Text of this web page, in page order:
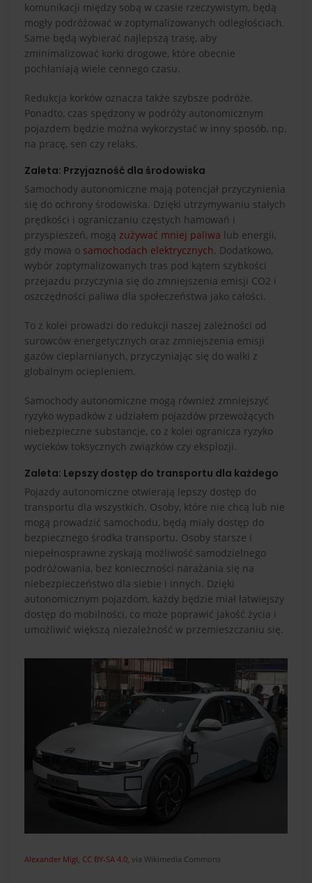
komunikacji między sobą w czasie rzeczywistym, będą
mogły podróżować w zoptymalizowanych odległościach.
Same będą wybierać najlepszą trasę, aby
zminimalizować korki drogowe, które obecnie
pochłaniają wiele cennego czasu.
Redukcja korków oznacza także szybsze podróże.
Ponadto, czas spędzony w podróży autonomicznym
pojazdem będzie można wykorzystać w inny sposób, np.
na pracę, sen czy relaks.
Zaleta: Przyjazność dla środowiska
Samochody autonomiczne mają potencjał przyczynienia
się do ochrony środowiska. Dzięki utrzymywaniu stałych
prędkości i ograniczaniu częstych hamowań i
przyspieszeń, mogą zużywać mniej paliwa lub energii,
gdy mowa o samochodach elektrycznych. Dodatkowo,
wybór zoptymalizowanych tras pod kątem szybkości
przejazdu przyczynia się do zmniejszenia emisji CO2 i
oszczędności paliwa dla społeczeństwa jako całości.
To z kolei prowadzi do redukcji naszej zależności od
surowców energetycznych oraz zmniejszenia emisji
gazów cieplarnianych, przyczyniając się do walki z
globalnym ociepleniem.
Samochody autonomiczne mogą również zmniejszyć
ryzyko wypadków z udziałem pojazdów przewożących
niebezpieczne substancje, co z kolei ogranicza ryzyko
wycieków toksycznych związków czy eksplozji.
Zaleta: Lepszy dostęp do transportu dla każdego
Pojazdy autonomiczne otwierają lepszy dostęp do
transportu dla wszystkich. Osoby, które nie chcą lub nie
mogą prowadzić samochodu, będą miały dostęp do
bezpiecznego środka transportu. Osoby starsze i
niepełnosprawne zyskają możliwość samodzielnego
podróżowania, bez konieczności narażania się na
niebezpieczeństwo dla siebie i innych. Dzięki
autonomicznym pojazdom, każdy będzie miał łatwiejszy
dostęp do mobilności, co może poprawić jakość życia i
umożliwić większą niezależność w przemieszczaniu się.
Alexander Migl, CC BY-SA 4.0, via Wikimedia Commons